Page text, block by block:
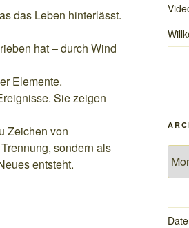
das Leben hinterlässt.
hat – durch Wind
Elemente.
Sie zeigen
Zeichen von
sondern als
entsteht.